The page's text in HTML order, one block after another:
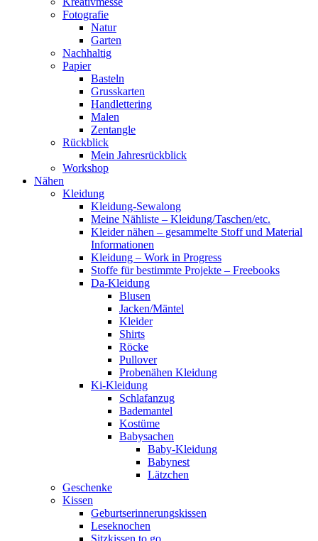
Fotografie
Natur
Garten
Nachhaltig
Papier
Basteln
Grusskarten
Handlettering
Malen
Zentangle
Rückblick
Mein Jahresrückblick
Workshop
Nähen
Kleidung
Kleidung-Sewalong
Meine Nähliste – Kleidung/Taschen/etc.
Kleider nähen – gesammelte Stoff und Material
Informationen
Kleidung – Work in Progress
Stoffe für bestimmte Projekte – Freebooks
Da-Kleidung
Blusen
Jacken/Mäntel
Kleider
Shirts
Röcke
Pullover
Probenähen Kleidung
Ki-Kleidung
Schlafanzug
Bademantel
Kostüme
Babysachen
Baby-Kleidung
Babynest
Lätzchen
Geschenke
Kissen
Geburtserinnerungskissen
Leseknochen
Sitzkissen to go